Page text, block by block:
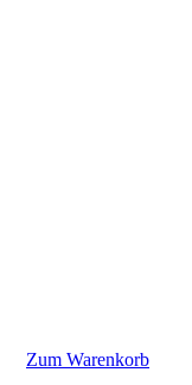
Zum Warenkorb